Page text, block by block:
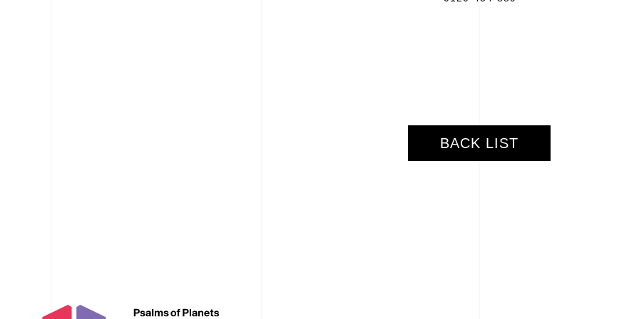
BACK LIST